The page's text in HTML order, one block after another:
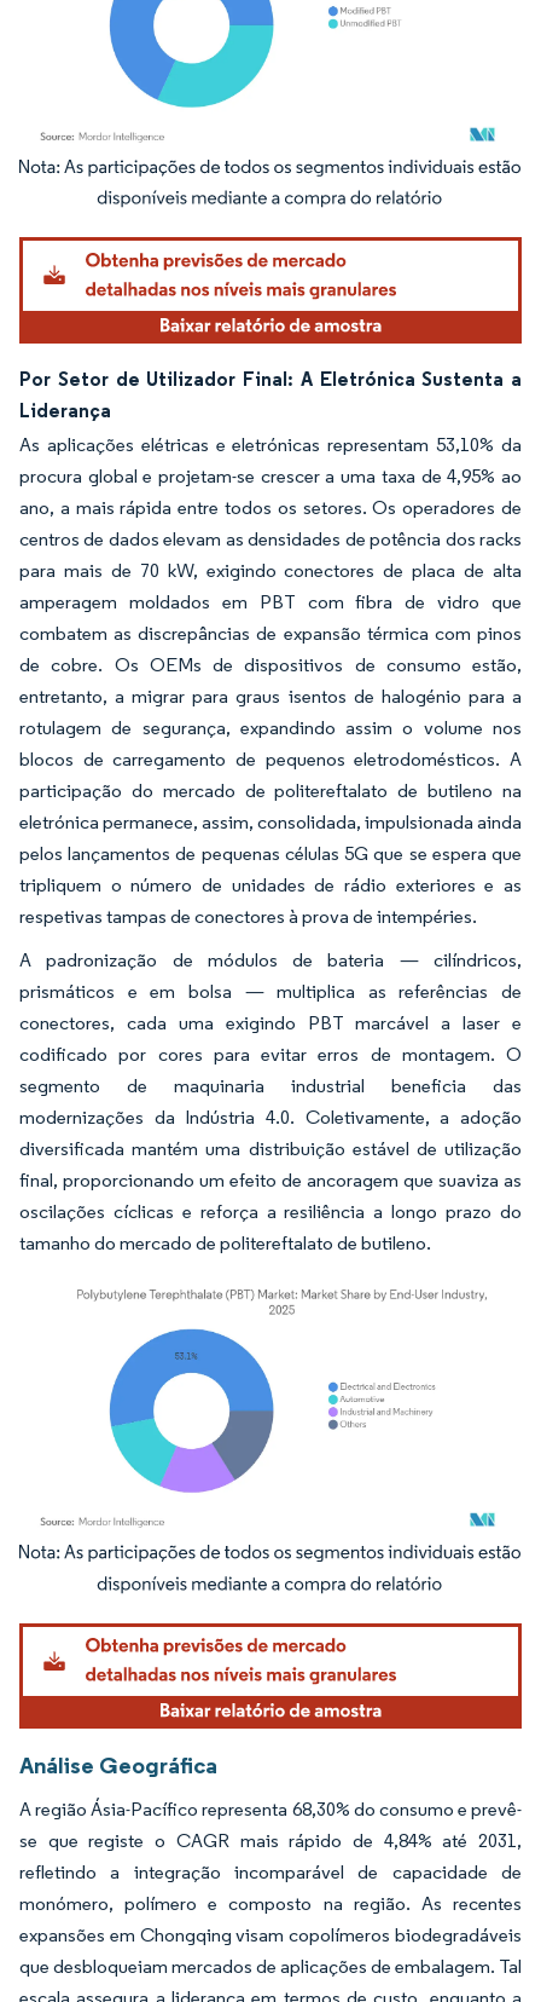
Imagem © Mordor Intelligence. O reuso requer atribuição conforme CC BY 4.0.
Por Setor de Utilizador Final: A Eletrónica Sustenta a
Liderança
As aplicações elétricas e eletrónicas representam 53,10% da
procura global e projetam-se crescer a uma taxa de 4,95% ao
ano, a mais rápida entre todos os setores. Os operadores de
centros de dados elevam as densidades de potência dos racks
para mais de 70 kW, exigindo conectores de placa de alta
amperagem moldados em PBT com fibra de vidro que
combatem as discrepâncias de expansão térmica com pinos
de cobre. Os OEMs de dispositivos de consumo estão,
entretanto, a migrar para graus isentos de halogénio para a
rotulagem de segurança, expandindo assim o volume nos
blocos de carregamento de pequenos eletrodomésticos. A
participação do mercado de politereftalato de butileno na
eletrónica permanece, assim, consolidada, impulsionada ainda
pelos lançamentos de pequenas células 5G que se espera que
tripliquem o número de unidades de rádio exteriores e as
respetivas tampas de conectores à prova de intempéries.
A padronização de módulos de bateria — cilíndricos,
prismáticos e em bolsa — multiplica as referências de
conectores, cada uma exigindo PBT marcável a laser e
codificado por cores para evitar erros de montagem. O
segmento de maquinaria industrial beneficia das
modernizações da Indústria 4.0. Coletivamente, a adoção
diversificada mantém uma distribuição estável de utilização
final, proporcionando um efeito de ancoragem que suaviza as
oscilações cíclicas e reforça a resiliência a longo prazo do
tamanho do mercado de politereftalato de butileno.
Imagem © Mordor Intelligence. O reuso requer atribuição conforme CC BY 4.0.
Análise Geográfica
A região Ásia-Pacífico representa 68,30% do consumo e prevê-
se que registe o CAGR mais rápido de 4,84% até 2031,
refletindo a integração incomparável de capacidade de
monómero, polímero e composto na região. As recentes
expansões em Chongqing visam copolímeros biodegradáveis
que desbloqueiam mercados de aplicações de embalagem. Tal